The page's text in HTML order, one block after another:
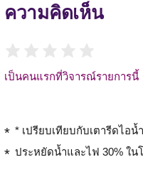
ความคิดเห็น
เป็นคนแรกที่วิจารณ์รายการนี้
* เปรียบเทียบกับเตารีดไอน้
ประหยัดน้ำและไฟ 30% ใน